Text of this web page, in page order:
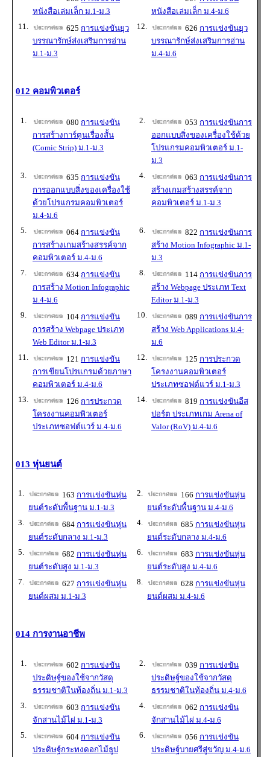
หนังสือเล่มเล็ก ม.1-ม.3
หนังสือเล่มเล็ก ม.4-ม.6
11.
625 การแข่งขันยุว
บรรณารักษ์ส่งเสริมการอ่าน
ม.1-ม.3
12. 626 การแข่งขันยุว
บรรณารักษ์ส่งเสริมการอ่าน
ม.4-ม.6
012 คอมพิวเตอร์
1. 080 การแข่งขัน
การสร้างการ์ตูนเรื่องสั้น
(Comic Strip) ม.1-ม.3
2. 053 การแข่งขันการ
ออกแบบสิ่งของเครื่องใช้ด้วย
โปรแกรมคอมพิวเตอร์ ม.1-
ม.3
3.
635 การแข่งขัน
การออกแบบสิ่งของเครื่องใช้
ด้วยโปรแกรมคอมพิวเตอร์
ม.4-ม.6
4. 063 การแข่งขันการ
สร้างเกมสร้างสรรค์จาก
คอมพิวเตอร์ ม.1-ม.3
5. 064 การแข่งขัน
การสร้างเกมสร้างสรรค์จาก
คอมพิวเตอร์ ม.4-ม.6
6. 822 การแข่งขันการ
สร้าง Motion Infographic ม.1-
ม.3
7.
634 การแข่งขัน
การสร้าง Motion Infographic
ม.4-ม.6
8. 114 การแข่งขันการ
สร้าง Webpage ประเภท Text
Editor ม.1-ม.3
9.
104 การแข่งขัน
การสร้าง Webpage ประเภท
Web Editor ม.1-ม.3
10. 089 การแข่งขันการ
สร้าง Web Applications ม.4-
ม.6
11.
121 การแข่งขัน
การเขียนโปรแกรมด้วยภาษา
คอมพิวเตอร์ ม.4-ม.6
12. 125 การประกวด
โครงงานคอมพิวเตอร์
ประเภทซอฟต์แวร์ ม.1-ม.3
13.
126 การประกวด
โครงงานคอมพิวเตอร์
ประเภทซอฟต์แวร์ ม.4-ม.6
14. 819 การแข่งขันอีส
ปอร์ต ประเภทเกม Arena of
Valor (RoV) ม.4-ม.6
013 หุ่นยนต์
1. 163 การแข่งขันหุ่น
ยนต์ระดับพื้นฐาน ม.1-ม.3
2. 166 การแข่งขันหุ่น
ยนต์ระดับพื้นฐาน ม.4-ม.6
3.
684 การแข่งขันหุ่น
ยนต์ระดับกลาง ม.1-ม.3
4. 685 การแข่งขันหุ่น
ยนต์ระดับกลาง ม.4-ม.6
5.
682 การแข่งขันหุ่น
ยนต์ระดับสูง ม.1-ม.3
6. 683 การแข่งขันหุ่น
ยนต์ระดับสูง ม.4-ม.6
7.
627 การแข่งขันหุ่น
ยนต์ผสม ม.1-ม.3
8. 628 การแข่งขันหุ่น
ยนต์ผสม ม.4-ม.6
014 การงานอาชีพ
1. 602 การแข่งขัน
ประดิษฐ์ของใช้จากวัสดุ
ธรรมชาติในท้องถิ่น ม.1-ม.3
2. 039 การแข่งขัน
ประดิษฐ์ของใช้จากวัสดุ
ธรรมชาติในท้องถิ่น ม.4-ม.6
3.
603 การแข่งขัน
จักสานไม้ไผ่ ม.1-ม.3
4. 062 การแข่งขัน
จักสานไม้ไผ่ ม.4-ม.6
5.
604 การแข่งขัน
ประดิษฐ์กระทงดอกไม้ธูป
6. 056 การแข่งขัน
ประดิษฐ์บายศรีสู่ขวัญ ม.4-ม.6